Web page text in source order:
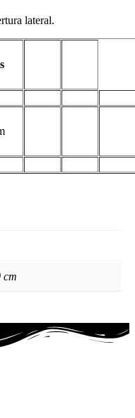
lateral.
cm